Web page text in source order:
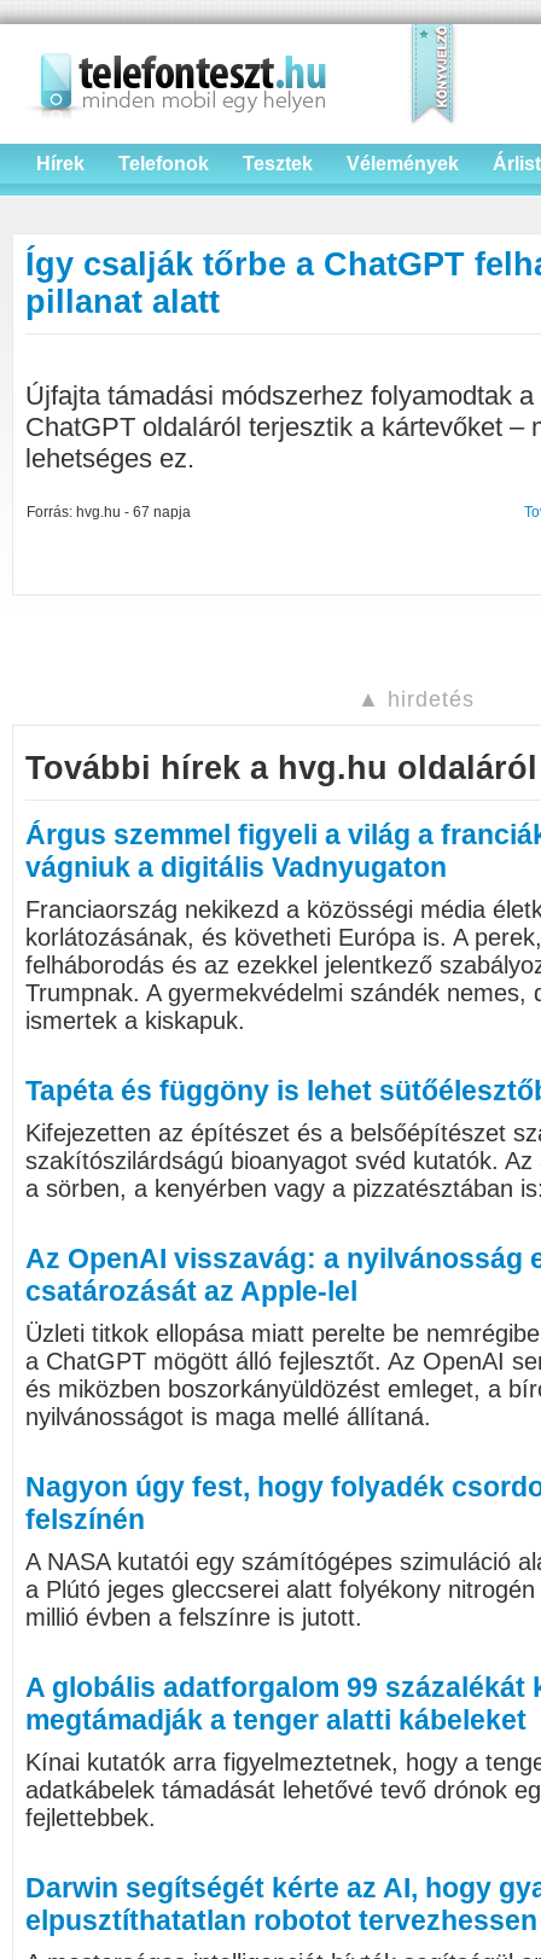
Hírek Telefonok Tesztek Vélemények
Így csalják tőrbe a ChatGPT
pillanat alatt
Újfajta támadási módszerhez folyamodtak
ChatGPT oldaláról terjesztik a kártevőket –
lehetséges ez.
Forrás: hvg.hu - 67 napja
▲ hirdetés
További hírek a hvg.hu oldaláról
Árgus szemmel figyeli a világ a
vágniuk a digitális Vadnyugaton
Franciaország nekikezd a közösségi média
korlátozásának, és követheti Európa is. A
felháborodás és az ezekkel jelentkező
Trumpnak. A gyermekvédelmi szándék nemes,
ismertek a kiskapuk.
Tapéta és függöny is lehet
Kifejezetten az építészet és a belsőépítészet
szakítószilárdságú bioanyagot svéd kutatók.
a sörben, a kenyérben vagy a pizzatésztában
Az OpenAI visszavág: a nyilvánosság
csatározását az Apple-lel
Üzleti titkok ellopása miatt perelte be
a ChatGPT mögött álló fejlesztőt. Az OpenAI
és miközben boszorkányüldözést emleget, a
nyilvánosságot is maga mellé állítaná.
Nagyon úgy fest, hogy folyadék
felszínén
A NASA kutatói egy számítógépes szimuláció
a Plútó jeges gleccserei alatt folyékony
millió évben a felszínre is jutott.
A globális adatforgalom 99 százalékát
megtámadják a tenger alatti kábeleket
Kínai kutatók arra figyelmeztetnek, hogy a
adatkábelek támadását lehetővé tevő drónok
fejlettebbek.
Darwin segítségét kérte az AI, hogy
elpusztíthatatlan robotot tervezhessen